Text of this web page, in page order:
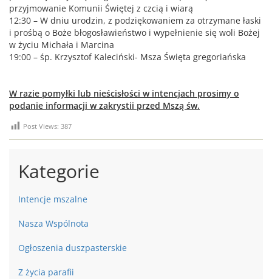
przyjmowanie Komunii Świętej z czcią i wiarą
12:30 – W dniu urodzin, z podziękowaniem za otrzymane łaski
i prośbą o Boże błogosławieństwo i wypełnienie się woli Bożej
w życiu Michała i Marcina
19:00 – śp. Krzysztof Kaleciński- Msza Święta gregoriańska
W razie pomyłki lub nieścisłości w intencjach prosimy o
podanie informacji w zakrystii przed Mszą św.
Post Views: 387
Kategorie
Intencje mszalne
Nasza Wspólnota
Ogłoszenia duszpasterskie
Z życia parafii